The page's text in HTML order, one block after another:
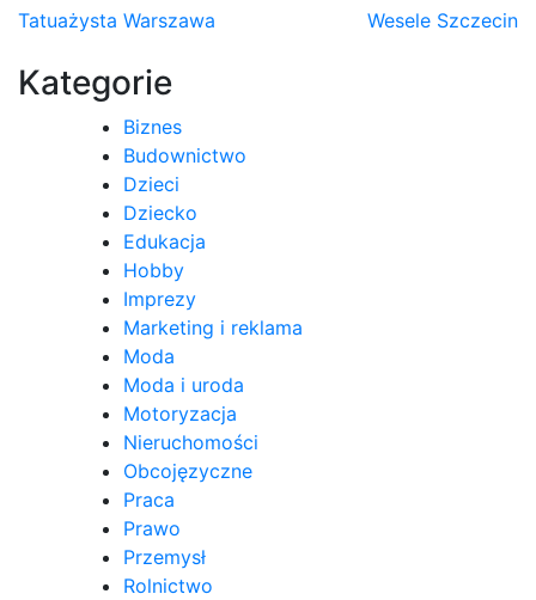
Nawigacja
wpisu
Tatuażysta Warszawa Wesele Szczecin
Kategorie
Biznes
Budownictwo
Dzieci
Dziecko
Edukacja
Hobby
Imprezy
Marketing i reklama
Moda
Moda i uroda
Motoryzacja
Nieruchomości
Obcojęzyczne
Praca
Prawo
Przemysł
Rolnictwo